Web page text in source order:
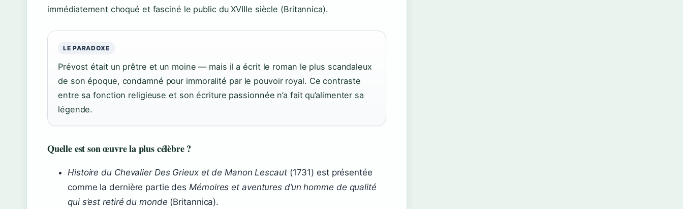
immédiatement choqué et fasciné le public du XVIIIe siècle (Britannica).
LE PARADOXE
Prévost était un prêtre et un moine — mais il a écrit le roman le plus scandaleux
de son époque, condamné pour immoralité par le pouvoir royal. Ce contraste
entre sa fonction religieuse et son écriture passionnée n’a fait qu’alimenter sa
légende.
Quelle est son œuvre la plus célèbre ?
Histoire du Chevalier Des Grieux et de Manon Lescaut(1731) est présentée
comme la dernière partie desMémoires et aventures d’un homme de qualité
qui s’est retiré du monde (Britannica).